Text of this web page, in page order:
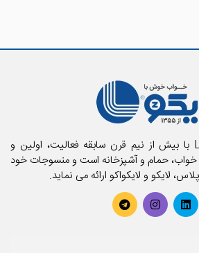
گروه صنعتی لایکو Laico با بیش از نیم قرن سابقه فعالیت، اولین و
خواب، حمام و آشپزخانه است و منسوجات خود
لایکو و لایکواکو ارائه می نماید.